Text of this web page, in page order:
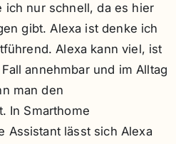
ich nur schnell, da es hier
gibt. Alexa ist denke ich
Alexa kann viel, ist
annehmbar und im Alltag
man den
In Smarthome
Assistant lässt sich Alexa